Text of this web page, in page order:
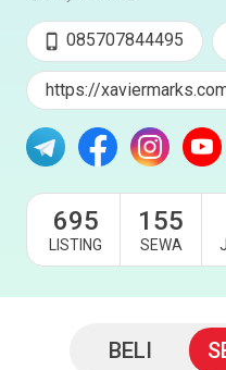
085707844495
https://
695
LISTING
155
SEWA
BELI